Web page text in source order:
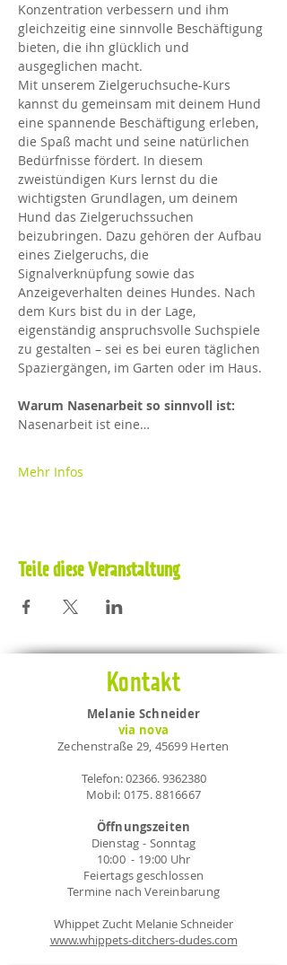
Konzentration verbessern und ihm
gleichzeitig eine sinnvolle Beschäftigung
bieten, die ihn glücklich und
ausgeglichen macht.
Mit unserem Zielgeruchsuche-Kurs
kannst du gemeinsam mit deinem Hund
eine spannende Beschäftigung erleben,
die Spaß macht und seine natürlichen
Bedürfnisse fördert. In diesem
zweistündigen Kurs lernst du die
wichtigsten Grundlagen, um deinem
Hund das Zielgeruchssuchen
beizubringen. Dazu gehören der Aufbau
eines Zielgeruchs, die
Signalverknüpfung sowie das
Anzeigeverhalten deines Hundes. Nach
dem Kurs bist du in der Lage,
eigenständig anspruchsvolle Suchspiele
zu gestalten – sei es bei euren täglichen
Spaziergängen, im Garten oder im Haus.
Warum Nasenarbeit so sinnvoll ist:
Nasenarbeit ist eine…
Mehr Infos
Teile diese Veranstaltung
Kontakt
Melanie Schneider
via nova
Zechenstraße 29, 45699 Herten
Telefon:02366. 9362380
Mobil: 0175. 8816667
Öffnungszeiten
Dienstag - Sonntag
10:00 - 19:00 Uhr
Feiertags geschlossen
Termine nach Vereinbarung
Whippet Zucht Melanie Schneider
www.whippets-ditchers-dudes.com